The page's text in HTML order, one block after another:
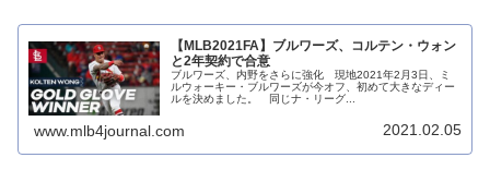
【MLB2021FA】ブルワーズ、コルテン・ウォン
と2年契約で合意
ブルワーズ、内野をさらに強化 現地2021年2月3日、ミ
ルウォーキー・ブルワーズが今オフ、初めて大きなディー
ルを決めました。 同じナ・リーグ...
www.mlb4journal.com 2021.02.05